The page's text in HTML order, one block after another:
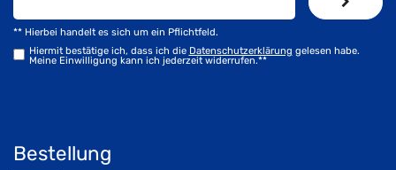
Hiermit bestätige ich, dass ich die Daten­schutz­erklärung gelesen habe.
Meine Einwilligung kann ich jederzeit widerrufen.**
** Hierbei handelt es sich um ein Pflichtfeld.
Bestellung